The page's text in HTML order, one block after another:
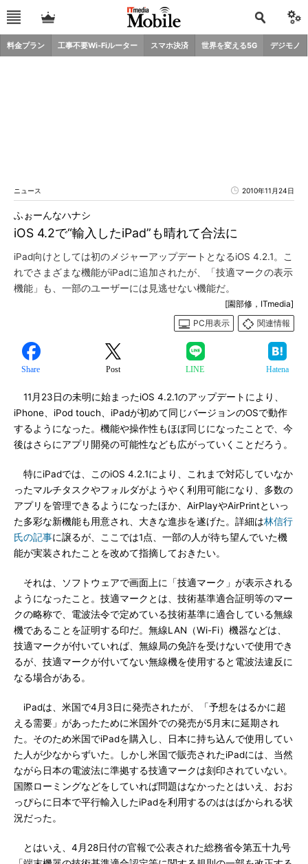
料金プラン 工事不要Wi-Fiルーター スマホ決済 世界を変える5G デジモノ
ニュース 2010年11月24日
iOS 4.2で“輸入したiPad”も晴れて合法に
ふぉーんなハナシ
iPad向けとしては初のメジャーアップデートとなるiOS 4.2.1。こ
れでさまざまな機能がiPadに追加されたが、「技適マークの表示
機能」も、一部のユーザーには見逃せない機能だ。
[園部修，ITmedia]
PC用表示
関連情報
Share Post LINE Hatena
11月23日の未明に始まったiOS 4.2.1のアップデートにより、
iPhone、iPod touch、iPadが初めて同じバージョンのOSで動作
するようになった。機能や操作性もほぼ同じになったことで、今
後はさらにアプリ開発の可能性なども広がっていくことだろう。
特にiPadでは、このiOS 4.2.1により、これまで対応していなか
ったマルチタスクやフォルダがようやく利用可能になり、多数の
アプリを管理できるようになったほか、AirPlayやAirPrintといっ
た多彩な新機能も用意され、大きな進歩を遂げた。詳細は林信行
氏の記事に譲るが、ここでは1点、一部の人が待ち望んでいた機
能が実装されたことを改めて指摘しておきたい。
それは、ソフトウェアで画面上に「技適マーク」が表示される
ようになったこと。技適マークとは、技術基準適合証明等のマー
クの略称で、電波法令で定めている技術基準に適合している無線
機であることを証明する印だ。無線LAN（Wi-Fi）機器などは、
技適マークが付いていれば、無線局の免許を受けないで使用でき
るが、技適マークが付いてない無線機を使用すると電波法違反に
なる場合がある。
iPadは、米国で4月3日に発売されたが、「予想をはるかに超
える需要」があったために米国外での発売が5月末に延期され
た。そのため米国でiPadを購入し、日本に持ち込んで使用してい
た人が少なからずいた。しかし米国で販売されたiPadには、当然
ながら日本の電波法に準拠する技適マークは刻印されていない。
国際ローミングなどをしていれば問題はなかったとはいえ、おお
っぴらに日本で平行輸入したiPadを利用するのははばかられる状
況だった。
とはいえ、4月28日付の官報で公表された総務省令第五十九号